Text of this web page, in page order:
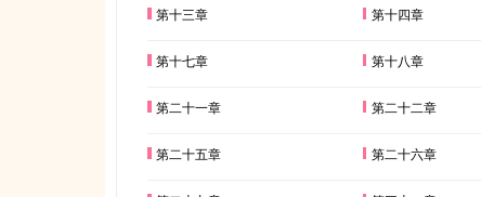
第十三章 第十四章
第十七章 第十八章
第二十一章 第二十二章
第二十五章 第二十六章